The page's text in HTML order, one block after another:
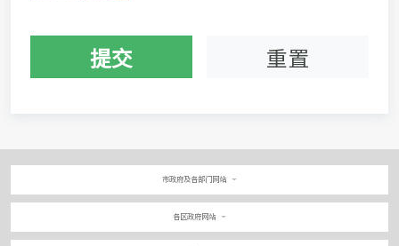
提交 重置
市政府及各部门网站
各区政府网站